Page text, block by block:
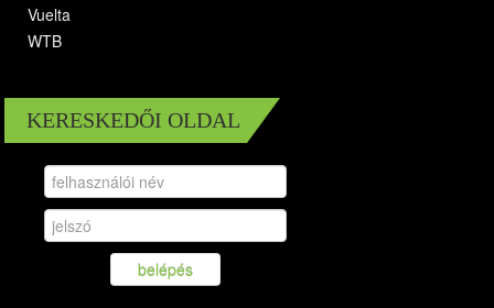
Vuelta
WTB
KERESKEDŐI OLDAL
belépés